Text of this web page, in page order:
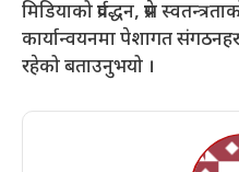
मिडियाको प्रर्वद्धन, प्रेस
कार्यान्वयनमा पेशागत
रहेको बताउनुभयो ।